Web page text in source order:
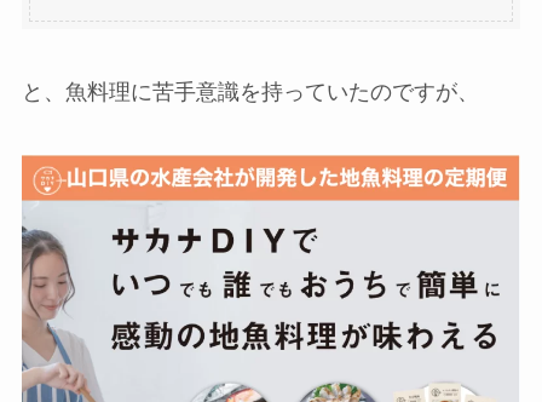
と、魚料理に苦手意識を持っていたのですが、